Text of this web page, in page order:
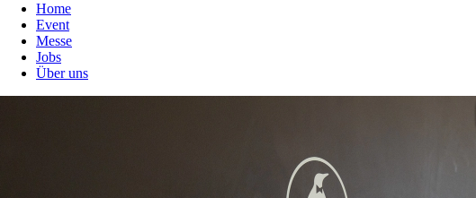
Home
Event
Messe
Jobs
Über uns